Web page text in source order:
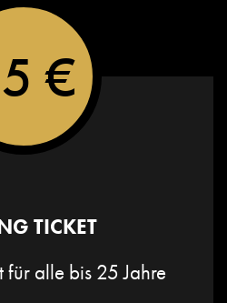
€
TICKET
alle bis 25 Jahre